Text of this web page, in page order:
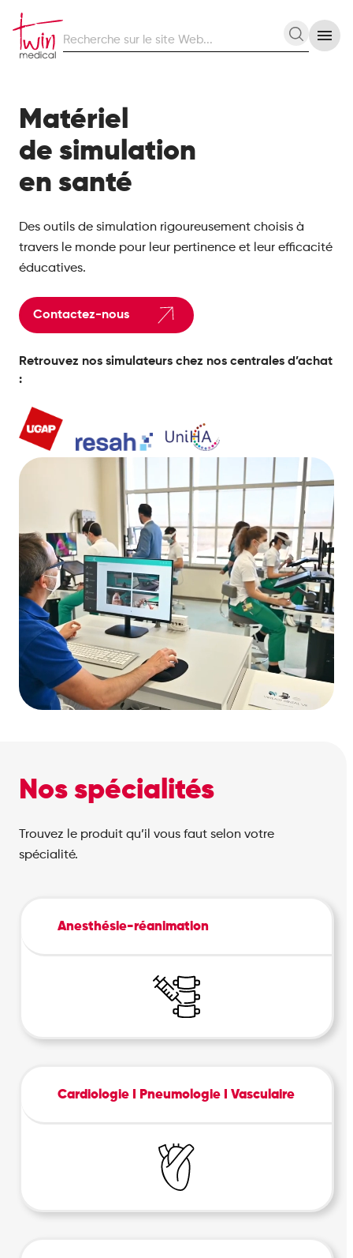
sur
Matériel
de simulation
en santé
Des outils de simulation rigoureusement choisis à
travers le monde pour leur pertinence et leur efficacité
éducatives.
Contactez-nous
Retrouvez nos simulateurs chez nos centrales d’achat
:
Nos spécialités
Trouvez le produit qu’il vous faut selon votre
spécialité.
Anesthésie-réanimation
Cardiologie I Pneumologie I Vasculaire